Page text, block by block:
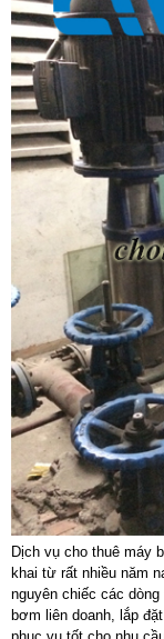
Dịch vụ cho thuê máy
khai từ rất nhiều năm
nguyên chiếc các
bơm liên doanh, lắp